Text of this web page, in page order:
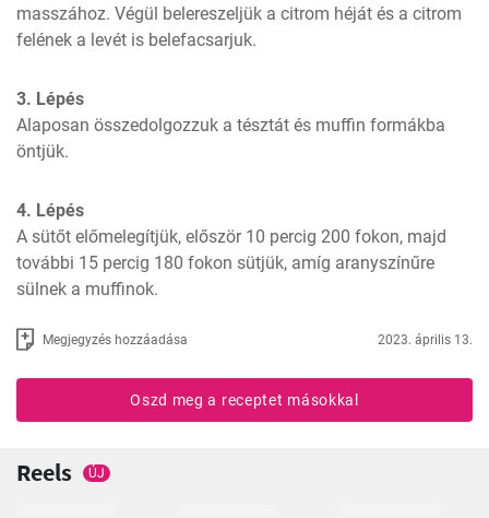
masszához. Végül belereszeljük a citrom héját és a citrom
felének a levét is belefacsarjuk.
3. Lépés
Alaposan összedolgozzuk a tésztát és muffin formákba
öntjük.
4. Lépés
A sütőt előmelegítjük, először 10 percig 200 fokon, majd
további 15 percig 180 fokon sütjük, amíg aranyszínűre
sülnek a muffinok.
Megjegyzés hozzáadása 2023. április 13.
Oszd meg a receptet másokkal
Reels ÚJ